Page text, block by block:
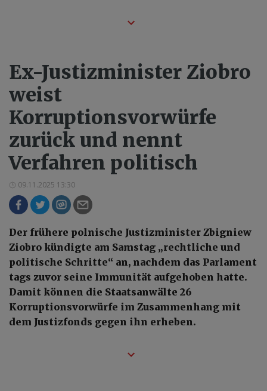
Ex-Justizminister Ziobro
weist
Korruptionsvorwürfe
zurück und nennt
Verfahren politisch
09.11.2025 13:30
Der frühere polnische Justizminister Zbigniew
Ziobro kündigte am Samstag „rechtliche und
politische Schritte“ an, nachdem das Parlament
tags zuvor seine Immunität aufgehoben hatte.
Damit können die Staatsanwälte 26
Korruptionsvorwürfe im Zusammenhang mit
dem Justizfonds gegen ihn erheben.